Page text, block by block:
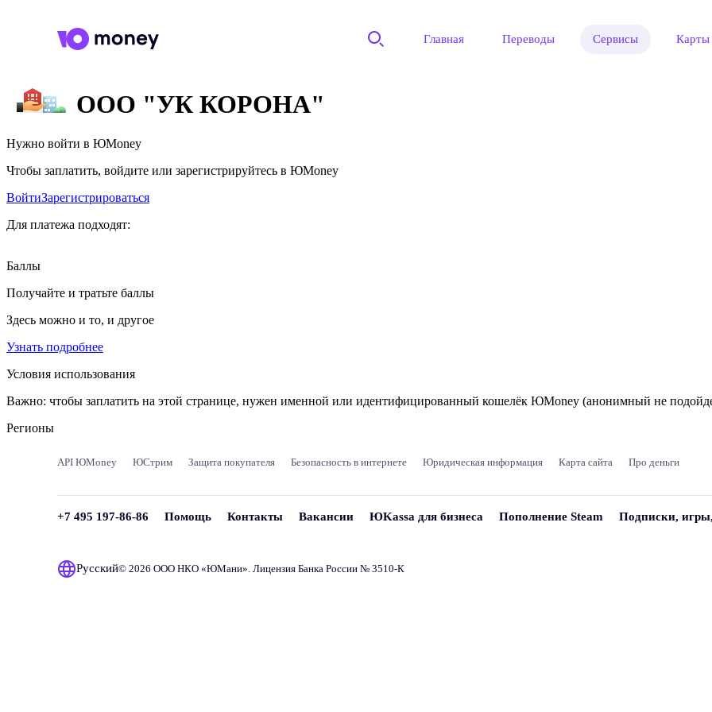
Главная Переводы Сервисы Карты
ООО "УК КОРОНА"
Нужно войти в ЮMoney
Чтобы заплатить, войдите или зарегистрируйтесь в ЮMoney
ВойтиЗарегистрироваться
Для платежа подходят:
Баллы
Получайте и тратьте баллы
Здесь можно и то, и другое
Узнать подробнее
Условия использования
Важно: чтобы заплатить на этой странице, нужен именной или идентифицированный кошелёк ЮMoney (анонимный не
Регионы
API ЮMoney ЮСтрим Защита покупателя Безопасность в интернете Юридическая информация Карта сайта Про деньги
+7 495 197-86-86 Помощь Контакты Вакансии ЮKassa для бизнеса Пополнение Steam Подписки,
Русский© 2026 ООО НКО «ЮМани». Лицензия Банка России № 3510‑К